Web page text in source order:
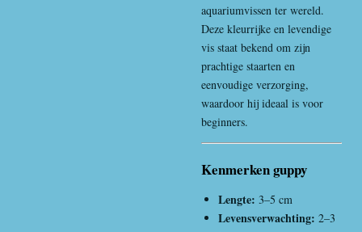
aquariumvissen ter wereld.
Deze kleurrijke en levendige
vis staat bekend om zijn
prachtige staarten en
eenvoudige verzorging,
waardoor hij ideaal is voor
beginners.
Kenmerken guppy
Lengte: 3–5 cm
Levensverwachting: 2–3